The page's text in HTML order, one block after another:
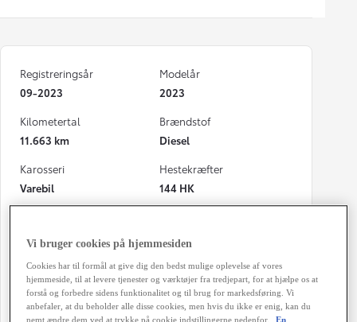
Registreringsår
09-2023
Modelår
2023
Kilometertal
11.663 km
Brændstof
Diesel
Karosseri
Varebil
Hestekræfter
144 HK
Døre
Farve
Sort
Energiklasse
Grøn ejerafgift (årligt)
Vi bruger cookies på hjemmesiden
Cookies har til formål at give dig den bedst mulige oplevelse af vores
hjemmeside, til at levere tjenester og værktøjer fra tredjepart, for at hjælpe os at
forstå og forbedre sidens funktionalitet og til brug for markedsføring. Vi
anbefaler, at du beholder alle disse cookies, men hvis du ikke er enig, kan du
nemt ændre dem ved at trykke på cookie indstillingerne nedenfor.
En